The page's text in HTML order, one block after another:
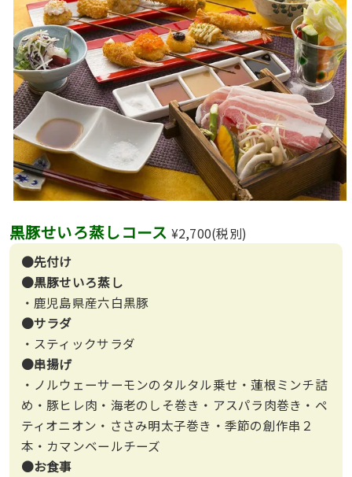
黒豚せいろ蒸しコース ¥2,700(税別)
●先付け
●黒豚せいろ蒸し
・鹿児島県産六白黒豚
●サラダ
・スティックサラダ
●串揚げ
・ノルウェーサーモンのタルタル乗せ・蓮根ミンチ詰
め・豚ヒレ肉・海老のしそ巻き・アスパラ肉巻き・ペ
ティオニオン・ささみ明太子巻き・季節の創作串２
本・カマンベールチーズ
●お食事